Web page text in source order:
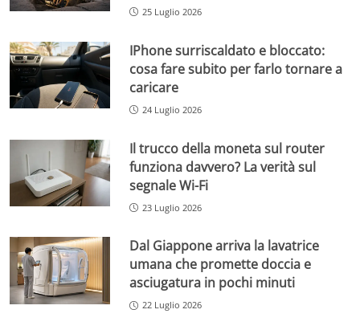
25 Luglio 2026
IPhone surriscaldato e bloccato:
cosa fare subito per farlo tornare a
caricare
24 Luglio 2026
Il trucco della moneta sul router
funziona davvero? La verità sul
segnale Wi-Fi
23 Luglio 2026
Dal Giappone arriva la lavatrice
umana che promette doccia e
asciugatura in pochi minuti
22 Luglio 2026